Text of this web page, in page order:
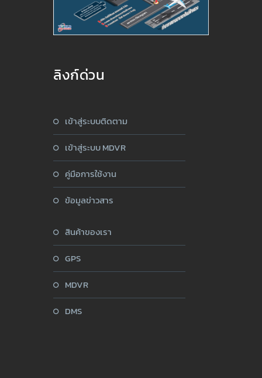
ลิงก์ด่วน
เข้าสู่ระบบติดตาม
เข้าสู่ระบบ MDVR
คู่มือการใช้งาน
ข้อมูลข่าวสาร
สินค้าของเรา
GPS
MDVR
DMS